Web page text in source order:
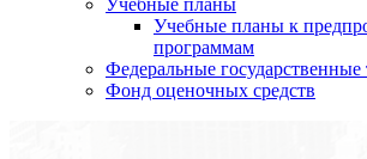
Учебные планы
Учебные планы к
программам
Федеральные государственные
Фонд оценочных средств